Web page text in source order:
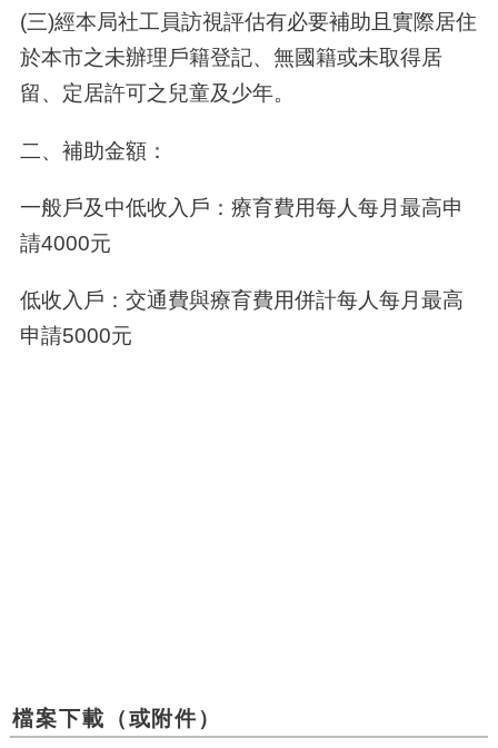
(三)經本局社工員訪視評估有必要補助且實際居住
於本市之未辦理戶籍登記、無國籍或未取得居
留、定居許可之兒童及少年。
二、補助金額：
一般戶及中低收入戶：療育費用每人每月最高申
請4000元
低收入戶：交通費與療育費用併計每人每月最高
申請5000元
檔案下載（或附件）